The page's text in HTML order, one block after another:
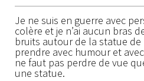
Je ne suis en guerre avec
colère et je n’ai aucun bras
bruits autour de la statue de
prendre avec humour et
ne faut pas perdre de vue
une statue.